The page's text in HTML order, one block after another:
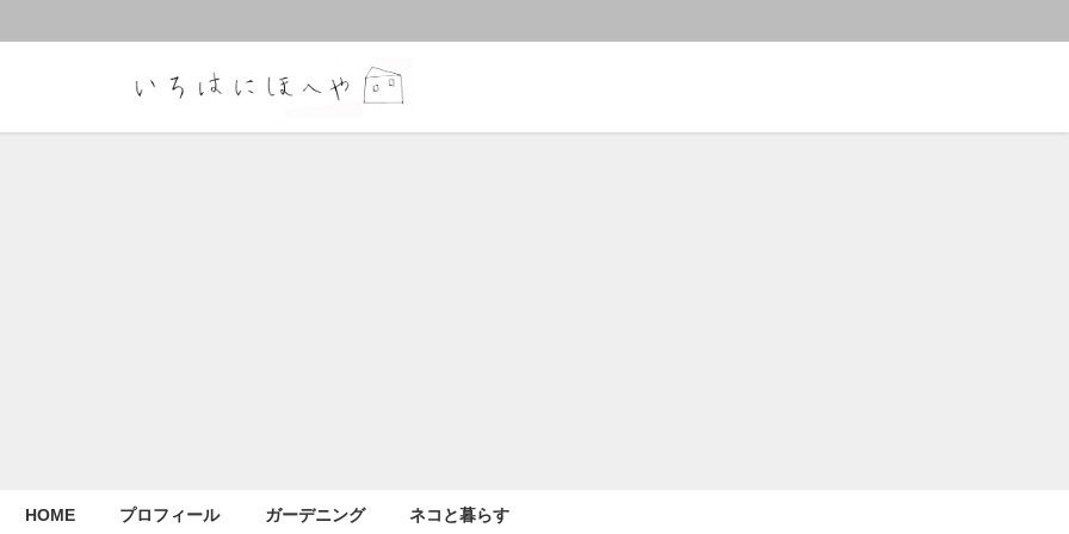
HOME プロフィール ガーデニング ネコと暮らす